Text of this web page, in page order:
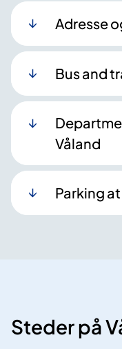
Adresse
Bus and
Våland
Parking
Steder på